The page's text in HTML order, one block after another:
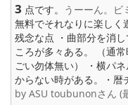
3 点です。 うーーん。ビ
無料でそれなりに楽しく
残念な点 ・曲部分を消
ころが多々ある。 （通
ごい勿体無い） ・横パ
からない時がある。・暦
by ASU toubunonさん (